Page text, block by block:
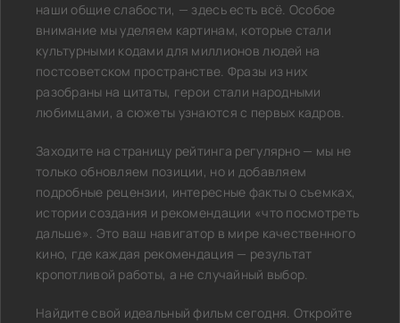
наши общие слабости, — здесь есть всё. Особое
внимание мы уделяем картинам, которые стали
культурными кодами для миллионов людей на
постсоветском пространстве. Фразы из них
разобраны на цитаты, герои стали народными
любимцами, а сюжеты узнаются с первых кадров.
Заходите на страницу рейтинга регулярно — мы не
только обновляем позиции, но и добавляем
подробные рецензии, интересные факты о съемках,
истории создания и рекомендации «что посмотреть
дальше». Это ваш навигатор в мире качественного
кино, где каждая рекомендация — результат
кропотливой работы, а не случайный выбор.
Найдите свой идеальный фильм сегодня. Откройте